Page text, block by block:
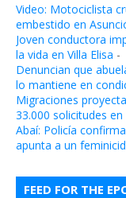
Video: Motociclista
embestido en
Joven conductora
la vida en Villa Elisa -
Denuncian que
lo mantiene en
Migraciones
33.000 solicitudes
Abaí: Policía
apunta a un
FEED FOR THE